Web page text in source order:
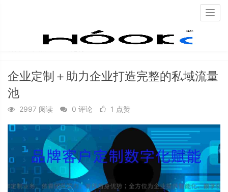
企业定制＋助力企业打造完整的私域流量
池
2997 阅读 0 评论 1 点赞